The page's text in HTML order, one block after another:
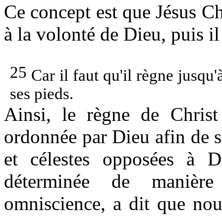
Ce concept est que Jésus
à la volonté de Dieu, puis
25 Car il faut qu'il règne
ses pieds.
Ainsi, le règne de
ordonnée par Dieu afin de
et célestes opposées à
déterminée de
omniscience, a dit que